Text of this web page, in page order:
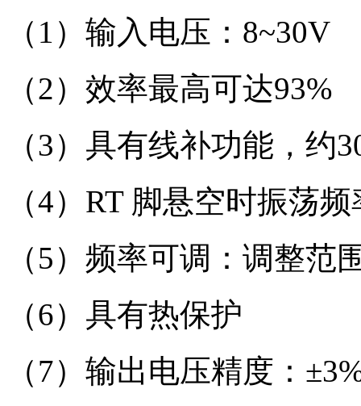
（1）输入电压：8~30V
（2）效率最高可达93%
（3）具有线补功能，约
（4）RT 脚悬空时振荡
（5）频率可调：调整范
（6）具有热保护
（7）输出电压精度：